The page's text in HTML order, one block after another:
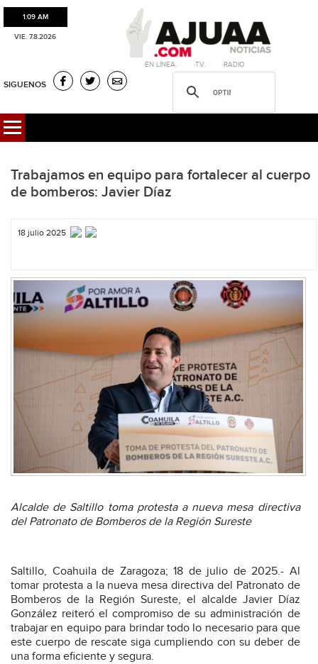
1:09 AM
VIE. 7.8.2026
·EN LÍNEA. ·T.V. ·RADIO
SIGUENOS
Trabajamos en equipo para fortalecer al cuerpo
de bomberos: Javier Díaz
18 julio 2025
Alcalde de Saltillo toma protesta a nueva mesa directiva
del Patronato de Bomberos de la Región Sureste
Saltillo, Coahuila de Zaragoza; 18 de julio de 2025.- Al
tomar protesta a la nueva mesa directiva del Patronato de
Bomberos de la Región Sureste, el alcalde Javier Díaz
González reiteró el compromiso de su administración de
trabajar en equipo para brindar todo lo necesario para que
este cuerpo de rescate siga cumpliendo con su deber de
una forma eficiente y segura.